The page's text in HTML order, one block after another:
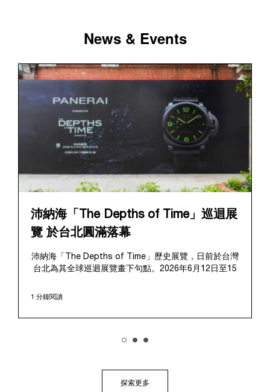
News & Events
沛納海「The Depths of Time」巡迴展
覽 於台北圓滿落幕
沛納海「The Depths of Time」歷史展覽，日前於台灣
台北為其全球巡迴展覽畫下句點。2026年6月12日至15
區對公眾開放。這座擁有百年歷史的標誌性場地提供了
歷史敘事完美融合、相得益彰。
樹一幟的品牌底蘊，從1910年代初期作為義大利海軍指
術的神秘面紗，推出首個民用的Luminor系列，並完整呈
1 分鐘閱讀
探索更多